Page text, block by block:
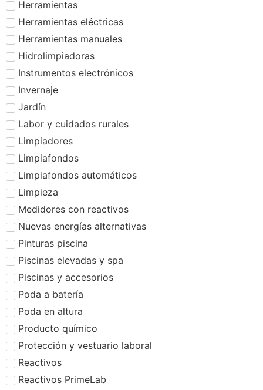
Herramientas
Herramientas eléctricas
Herramientas manuales
Hidrolimpiadoras
Instrumentos electrónicos
Invernaje
Jardín
Labor y cuidados rurales
Limpiadores
Limpiafondos
Limpiafondos automáticos
Limpieza
Medidores con reactivos
Nuevas energías alternativas
Pinturas piscina
Piscinas elevadas y spa
Piscinas y accesorios
Poda a batería
Poda en altura
Producto químico
Protección y vestuario laboral
Reactivos
Reactivos PrimeLab